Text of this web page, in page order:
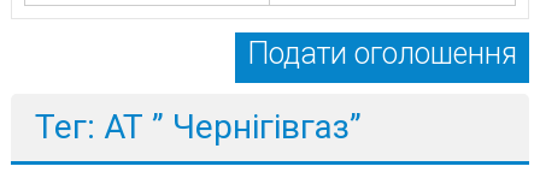
Подати оголошення
Тег: АТ ” Чернігівгаз”